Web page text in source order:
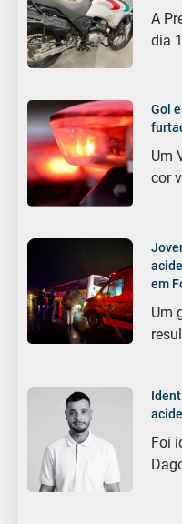
A
dia
Gol
Um
cor
em
Um
Foi